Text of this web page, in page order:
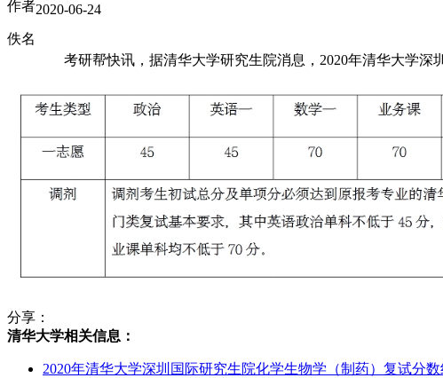
作者
佚名
2020-06-24
考研帮快讯，据清华大学研究生院消息，2020年清华大学深
分享：
清华大学相关信息：
2020年清华大学深圳国际研究生院化学生物学（制药）复试分数